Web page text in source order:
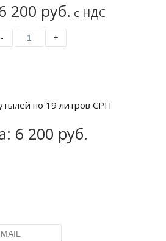
200 руб. с НДС
- +
по 19 литров СРП
6 200 руб.